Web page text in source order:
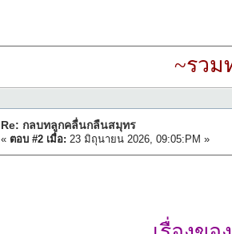
~รวม
Re: กลบทลูกคลื่นกลืนสมุทร
« ตอบ #2 เมื่อ: 23 มิถุนายน 2026, 09:05:PM »